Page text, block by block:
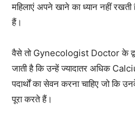
महिलाएं अपने खाने का ध्यान नहीं
हैं।
वैसे तो Gynecologist Doctor के
जाती है कि उन्हें ज्यादातर अधिक
पदार्थों का सेवन करना चाहिए जो कि
पूरा करते हैं।